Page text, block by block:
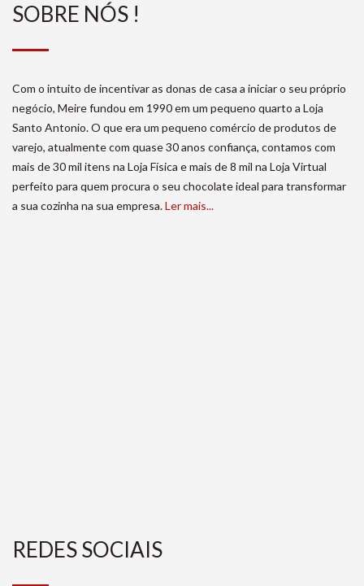
SOBRE NÓS !
Com o intuito de incentivar as donas de casa a iniciar o seu próprio
negócio, Meire fundou em 1990 em um pequeno quarto a Loja
Santo Antonio. O que era um pequeno comércio de produtos de
varejo, atualmente com quase 30 anos confiança, contamos com
mais de 30 mil itens na Loja Física e mais de 8 mil na Loja Virtual
perfeito para quem procura o seu chocolate ideal para transformar
a sua cozinha na sua empresa.Ler mais...
REDES SOCIAIS